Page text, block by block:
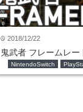
time 2018/12/22
鬼武者 フレームレー
NintendoSwitch